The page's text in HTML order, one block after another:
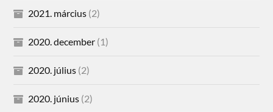
2021. március (2)
2020. december (1)
2020. július (2)
2020. június (2)